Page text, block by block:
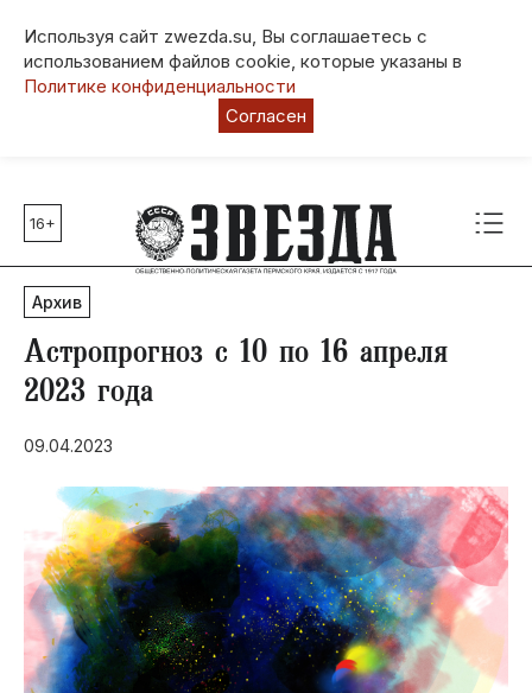
Используя сайт zwezda.su, Вы соглашаетесь с
использованием файлов cookie, которые указаны в
Политике конфиденциальности
Согласен
Главные темы
80 лет Победы
Молодежная столица РФ
СВО
Выборы в Пермском крае
Социальная поддержка
Инфраструктура
Благоустройство
16+
Архив
Астропрогноз с 10 по 16 апреля
2023 года
09.04.2023